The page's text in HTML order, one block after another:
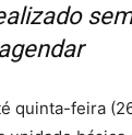
agendar
quinta-feira